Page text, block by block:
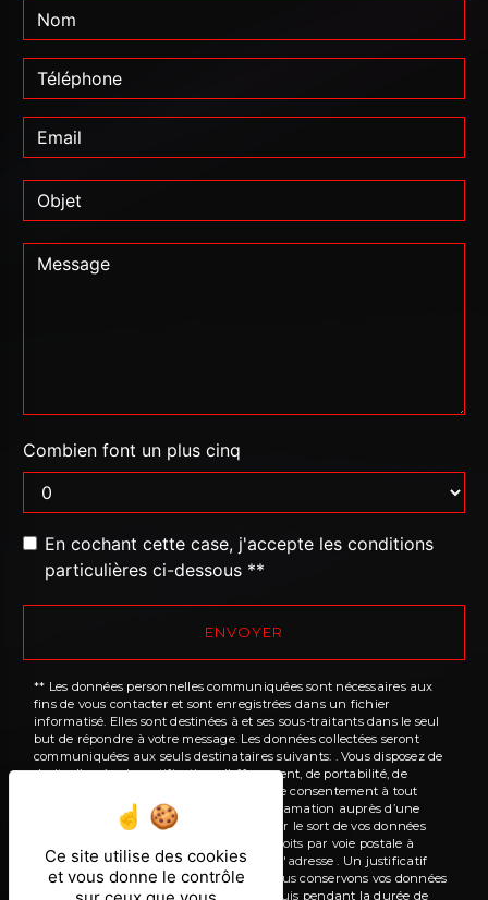
Combien font un plus cinq
En cochant cette case, j'accepte les conditions
particulières ci-dessous **
ENVOYER
** Les données personnelles communiquées sont nécessaires aux
fins de vous contacter et sont enregistrées dans un fichier
informatisé. Elles sont destinées à et ses sous-traitants dans le seul
but de répondre à votre message. Les données collectées seront
communiquées aux seuls destinataires suivants: . Vous disposez de
droits d’accès, de rectification, d’effacement, de portabilité, de
limitation, d’opposition, de retrait de votre consentement à tout
moment et du droit d’introduire une réclamation auprès d’une
autorité de contrôle, ainsi que d’organiser le sort de vos données
post-mortem. Vous pouvez exercer ces droits par voie postale à
l'adresse ou par courrier électronique à l'adresse . Un justificatif
d'identité pourra vous être demandé. Nous conservons vos données
pendant la période de prise de contact puis pendant la durée de
Ce site utilise des cookies
et vous donne le contrôle